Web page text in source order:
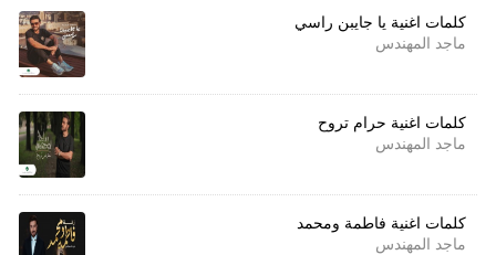
كلمات اغنية يا جايبن راسي
ماجد المهندس
كلمات اغنية حرام تروح
ماجد المهندس
كلمات اغنية فاطمة ومحمد
ماجد المهندس